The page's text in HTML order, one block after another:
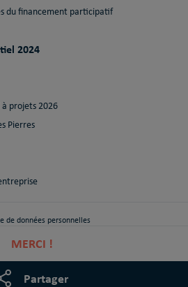
MERCI !
Partager
du financement participatif
2024
projets 2026
Pierres
de données personnelles
Politique de cookies
intérieur